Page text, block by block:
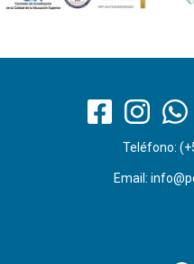
Teléfono:
Email: